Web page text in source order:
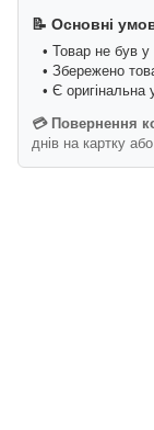
📝 Основні
• Товар не був у
• Збережено
• Є оригінальна
💳 Повернення
днів на картку